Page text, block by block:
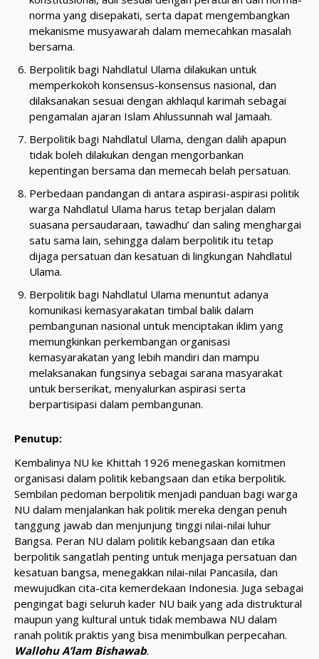
norma yang disepakati, serta dapat mengembangkan
mekanisme musyawarah dalam memecahkan masalah
bersama.
Berpolitik bagi Nahdlatul Ulama dilakukan untuk
memperkokoh konsensus-konsensus nasional, dan
dilaksanakan sesuai dengan akhlaqul karimah sebagai
pengamalan ajaran Islam Ahlussunnah wal Jamaah.
Berpolitik bagi Nahdlatul Ulama, dengan dalih apapun
tidak boleh dilakukan dengan mengorbankan
kepentingan bersama dan memecah belah persatuan.
Perbedaan pandangan di antara aspirasi-aspirasi politik
warga Nahdlatul Ulama harus tetap berjalan dalam
suasana persaudaraan, tawadhu’ dan saling menghargai
satu sama lain, sehingga dalam berpolitik itu tetap
dijaga persatuan dan kesatuan di lingkungan Nahdlatul
Ulama.
Berpolitik bagi Nahdlatul Ulama menuntut adanya
komunikasi kemasyarakatan timbal balik dalam
pembangunan nasional untuk menciptakan iklim yang
memungkinkan perkembangan organisasi
kemasyarakatan yang lebih mandiri dan mampu
melaksanakan fungsinya sebagai sarana masyarakat
untuk berserikat, menyalurkan aspirasi serta
berpartisipasi dalam pembangunan.
Penutup:
Kembalinya NU ke Khittah 1926 menegaskan komitmen
organisasi dalam politik kebangsaan dan etika berpolitik.
Sembilan pedoman berpolitik menjadi panduan bagi warga
NU dalam menjalankan hak politik mereka dengan penuh
tanggung jawab dan menjunjung tinggi nilai-nilai luhur
Bangsa. Peran NU dalam politik kebangsaan dan etika
berpolitik sangatlah penting untuk menjaga persatuan dan
kesatuan bangsa, menegakkan nilai-nilai Pancasila, dan
mewujudkan cita-cita kemerdekaan Indonesia. Juga sebagai
pengingat bagi seluruh kader NU baik yang ada distruktural
maupun yang kultural untuk tidak membawa NU dalam
ranah politik praktis yang bisa menimbulkan perpecahan.
Wallohu A’lam Bishawab.